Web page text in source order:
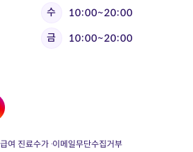
수
10:00~20:00
금 10:00~20:00
여 진료수가 이메일무단수집거부